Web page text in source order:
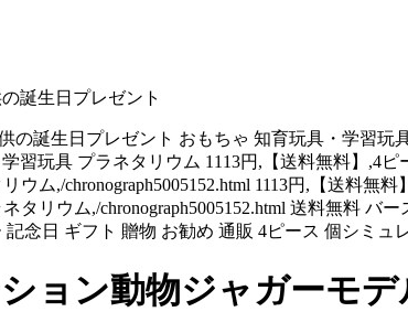
誕生日プレゼント
誕生日プレゼント おもちゃ 知育玩具・学習玩
習玩具 プラネタリウム 1113円,【送料無料】,4
ウム,/chronograph5005152.html 1113円,【送料
タリウム,/chronograph5005152.html 送料無料
念日 ギフト 贈物 お勧め 通販 4ピース 個シミ
ョン動物ジャガーモ